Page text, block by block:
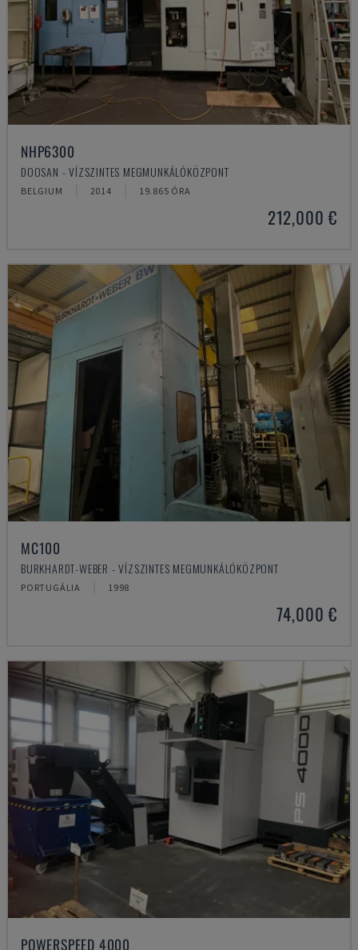
NHP6300
DOOSAN - VÍZSZINTES MEGMUNKÁLÓKÖZPONT
BELGIUM 2014 19.865 ÓRA
212,000 €
MC100
BURKHARDT-WEBER - VÍZSZINTES MEGMUNKÁLÓKÖZPONT
PORTUGÁLIA 1998
74,000 €
POWERSPEED 4000